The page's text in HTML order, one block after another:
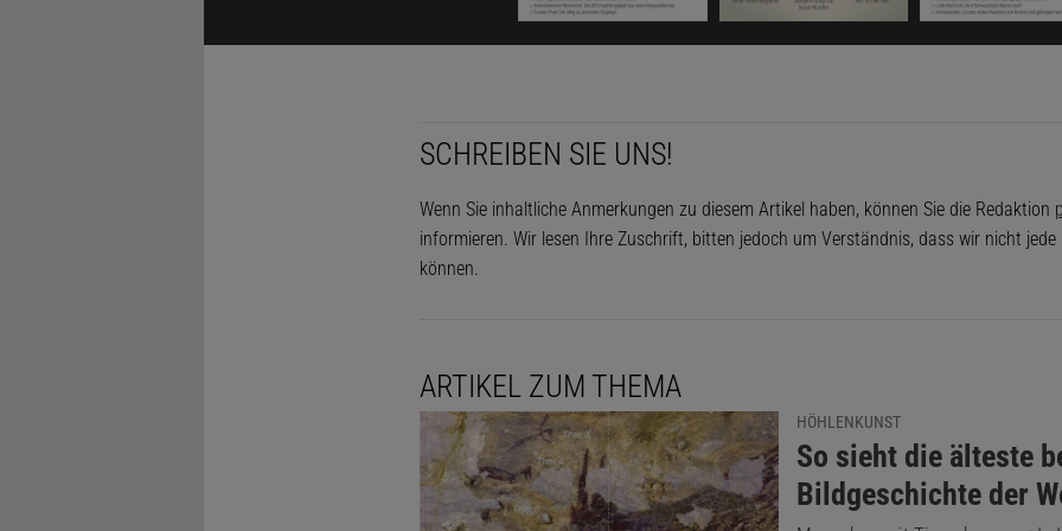
derart unwirtlichen Gegend aufzuhalten? Wie konnten sie überleben?
Jetzt informieren!
Die Woche-Archiv
Denn wie Studien gezeigt haben
lediglich die Sommer könnten etwas wärmer gewesen sein. Auch
wohl 50 bis 100 Liter mehr Niederschläge, so dass auch das
anderes war. An Stelle der heutigen Tundra erstreckte sich eine
SCHREIBEN SIE UNS!
Wenn Sie inhaltliche Anmerkungen zu diesem Artikel haben, können Sie die Redaktion
informieren. Wir lesen Ihre Zuschrift, bitten jedoch um Verständnis, dass wir nicht
können.
ARTIKEL ZUM THEMA
HÖHLENKUNST
:
So sieht die älteste
Bildgeschichte der